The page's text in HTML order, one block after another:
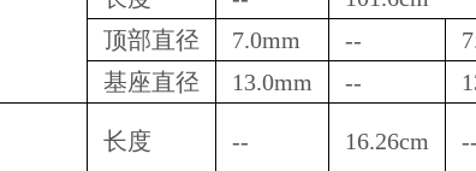
顶部直径
7.0mm --
基座直径
13.0mm --
长度 -- 16.26cm --